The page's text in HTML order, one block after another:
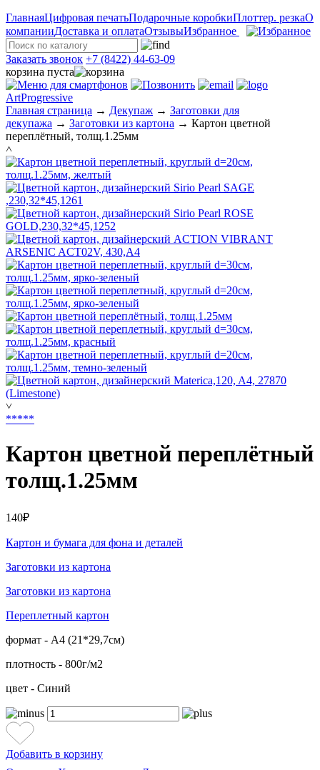
ГлавнаяЦифровая печатьПодарочные коробкиПлоттер. резкаО
компанииДоставка и оплатаОтзывыИзбранное
Заказать звонок +7 (8422) 44-63-09
корзина пуста
ArtProgressive
Главная страница → Декупаж → Заготовки для
декупажа → Заготовки из картона → Картон цветной
переплётный, толщ.1.25мм
˄
˅
*****
Картон цветной переплётный
толщ.1.25мм
140₽
Картон и бумага для фона и деталей
Заготовки из картона
Заготовки из картона
Переплетный картон
формат - А4 (21*29,7см)
плотность - 800г/м2
цвет - Синий
Добавить в корзину